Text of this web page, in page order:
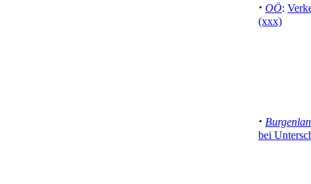
· OÖ:
(xxx)
·
bei